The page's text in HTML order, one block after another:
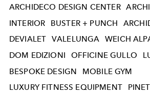
ARCHIDECO DESIGN CENTER
INTERIOR
BUSTER + PUNCH
DEVIALET
VALELUNGA WEICH
DOM EDIZIONI
OFFICINE GULLO
BESPOKE DESIGN
MOBILE GYM
LUXURY FITNESS EQUIPMENT